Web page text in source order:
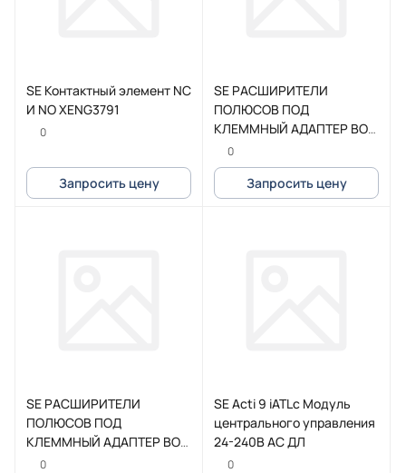
SE Контактный элемент NC
И NO XENG3791
0
Запросить цену
SE РАСШИРИТЕЛИ
ПОЛЮСОВ ПОД
КЛЕММНЫЙ АДАПТЕР BOX
3P TeSys G115-225
0
Запросить цену
SE РАСШИРИТЕЛИ
ПОЛЮСОВ ПОД
КЛЕММНЫЙ АДАПТЕР BOX
3P TeSys G265-500
0
SE Acti 9 iATLc Модуль
центрального управления
24-240В АС ДЛ
0